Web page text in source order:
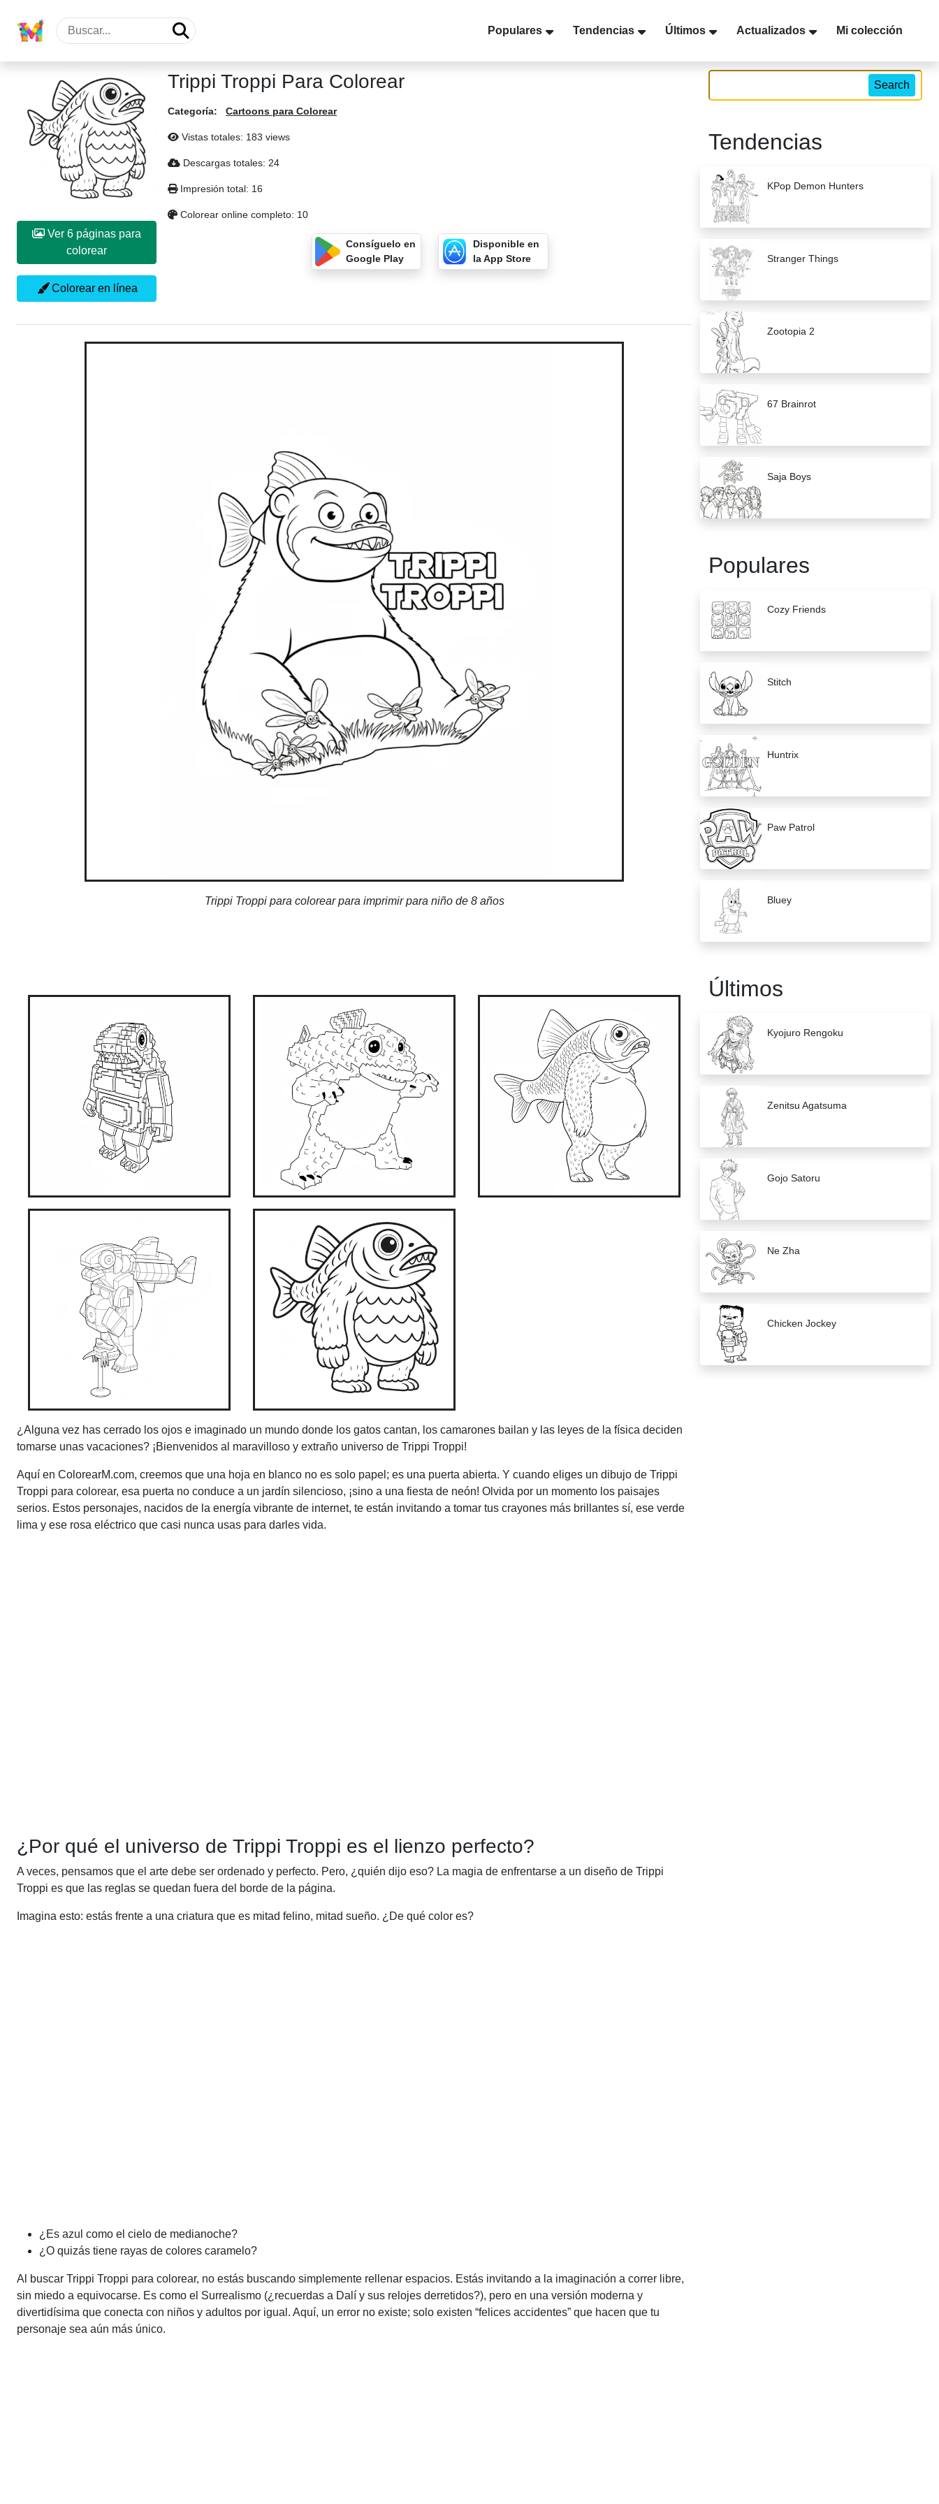
Populares Tendencias Últimos Actualizados Mi colección
Ver 6 páginas para
colorear
Colorear en línea
Trippi Troppi Para Colorear
Categoría: Cartoons para Colorear
Vistas totales: 183 views
Descargas totales: 24
Impresión total: 16
Colorear online completo: 10
Consíguelo en
Google Play
Disponible en
la App Store
Trippi Troppi para colorear para imprimir para niño de 8 años
¿Alguna vez has cerrado los ojos e imaginado un mundo donde los gatos cantan, los camarones bailan y las leyes de la física deciden
tomarse unas vacaciones? ¡Bienvenidos al maravilloso y extraño universo de Trippi Troppi!
Aquí en ColorearM.com, creemos que una hoja en blanco no es solo papel; es una puerta abierta. Y cuando eliges un dibujo de Trippi
Troppi para colorear, esa puerta no conduce a un jardín silencioso, ¡sino a una fiesta de neón! Olvida por un momento los paisajes
serios. Estos personajes, nacidos de la energía vibrante de internet, te están invitando a tomar tus crayones más brillantes sí, ese verde
lima y ese rosa eléctrico que casi nunca usas para darles vida.
¿Por qué el universo de Trippi Troppi es el lienzo perfecto?
A veces, pensamos que el arte debe ser ordenado y perfecto. Pero, ¿quién dijo eso? La magia de enfrentarse a un diseño de Trippi
Troppi es que las reglas se quedan fuera del borde de la página.
Imagina esto: estás frente a una criatura que es mitad felino, mitad sueño. ¿De qué color es?
¿Es azul como el cielo de medianoche?
¿O quizás tiene rayas de colores caramelo?
Al buscar Trippi Troppi para colorear, no estás buscando simplemente rellenar espacios. Estás invitando a la imaginación a correr libre,
sin miedo a equivocarse. Es como el Surrealismo (¿recuerdas a Dalí y sus relojes derretidos?), pero en una versión moderna y
divertidísima que conecta con niños y adultos por igual. Aquí, un error no existe; solo existen “felices accidentes” que hacen que tu
personaje sea aún más único.
Search
Tendencias
KPop Demon Hunters
Stranger Things
Zootopia 2
67 Brainrot
Saja Boys
Populares
Cozy Friends
Stitch
Huntrix
Paw Patrol
Bluey
Últimos
Kyojuro Rengoku
Zenitsu Agatsuma
Gojo Satoru
Ne Zha
Chicken Jockey